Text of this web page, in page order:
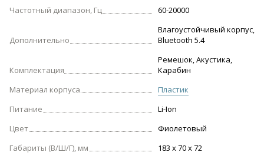
Частотный диапазон, Гц
60-20000
Дополнительно
Влагоустойчивый корпус,
Bluetooth 5.4
Комплектация
Ремешок, Акустика,
Карабин
Материал корпуса
Пластик
Питание
Li-Ion
Цвет
Фиолетовый
Габариты (В/Ш/Г), мм
183 x 70 x 72